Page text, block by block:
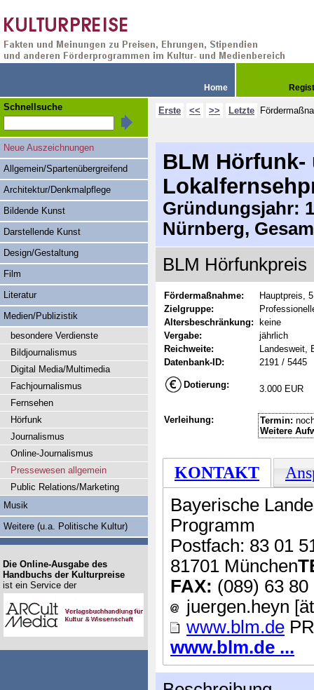
Home
Erste << >> Letzte
BLM Hörfunk-
Gründungsjahr:
Nürnberg,
BLM Hörfunkpreis
Fördermaßnahme:
Hauptpreis,
Zielgruppe:
Altersbeschränkung:
keine
Vergabe:
jährlich
Reichweite:
Landesweit,
Datenbank-ID:
2191 / 5445
Dotierung: 3.000 EUR
Verleihung: Termin:
Weitere
KONTAKT
Bayerische
Programm
Postfach: 83 01
81701 München
FAX: (089) 63 80
juergen.heyn
www.blm.de
www.blm.de ...
Schnellsuche
Neue Auszeichnungen
Allgemein/Spartenübergreifend
Architektur/Denkmalpflege
Bildende Kunst
Darstellende Kunst
Design/Gestaltung
Film
Literatur
Medien/Publizistik
besondere Verdienste
Bildjournalismus
Digital Media/Multimedia
Fachjournalismus
Fernsehen
Hörfunk
Journalismus
Online-Journalismus
Pressewesen allgemein
Public Relations/Marketing
Musik
Weitere (u.a. Politische Kultur)
Die Online-Ausgabe des
Handbuchs der Kulturpreise
ist ein Service der